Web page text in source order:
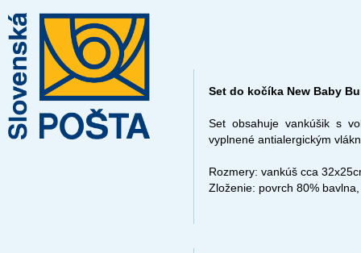
Set do kočíka New Baby
Set obsahuje vankúšik s
vyplnené antialergickým
Rozmery: vankúš cca
Zloženie: povrch 80%